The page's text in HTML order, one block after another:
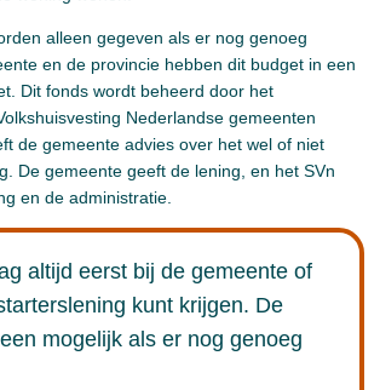
alleen gegeven als er nog genoeg
en de provincie hebben dit budget in een
Dit fonds wordt beheerd door het
Nederlandse gemeenten
de gemeente advies over het wel of niet
De gemeente geeft de lening, en het SVn
en de administratie.
altijd eerst bij de gemeente of
kunt krijgen. De
mogelijk als er nog genoeg